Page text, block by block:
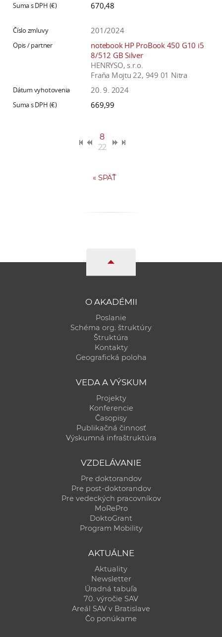
670,48
201/2024
notebook HP ProBook 450 G10 i5
8/512 GB Silver
HENRYSO, s.r.o.
Fraňa Mojtu 22, 949 01 Nitra
20. 9. 2024
669,99
8
22
«SPÄŤ
O AKADÉMII
Poslanie
Schéma org. štruktúry
Štruktúra
Kontakty
Geografická poloha
VEDA A VÝSKUM
Projekty
Konferencie
Časopisy
Publikačná činnosť
Výskumná infraštruktúra
VZDELÁVANIE
Pre doktorandov
Pre post-doktorandov
Pre vedeckých pracovníkov
MoRePro
DoktoGrant
Program Mobility
AKTUÁLNE
Aktuality
Newsletter
Úradná tabuľa
70. výročie SAV
Areál SAV v Bratislave
Čo ponúkame